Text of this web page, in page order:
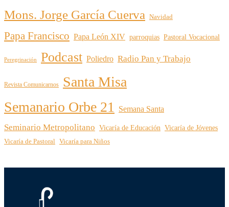
Mons. Jorge García Cuerva
Navidad
Papa Francisco Papa León XIV parroquias Pastoral Vocacional
Peregrinación Podcast Poliedro Radio Pan y Trabajo
Revista Comunicarnos
Santa Misa
Semanario Orbe 21 Semana Santa
Seminario Metropolitano Vicaría de Educación Vicaría de Jóvenes
Vicaría de Pastoral Vicaría para Niños